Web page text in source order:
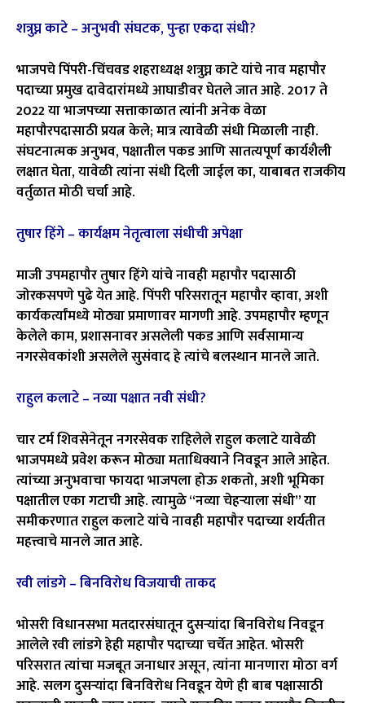
शत्रुघ्न काटे – अनुभवी संघटक, पुन्हा एकदा संधी?
भाजपचे पिंपरी-चिंचवड शहराध्यक्ष शत्रुघ्न काटे यांचे नाव महापौर
पदाच्या प्रमुख दावेदारांमध्ये आघाडीवर घेतले जात आहे. 2017 ते
2022 या भाजपच्या सत्ताकाळात त्यांनी अनेक वेळा
महापौरपदासाठी प्रयत्न केले; मात्र त्यावेळी संधी मिळाली नाही.
संघटनात्मक अनुभव, पक्षातील पकड आणि सातत्यपूर्ण कार्यशैली
लक्षात घेता, यावेळी त्यांना संधी दिली जाईल का, याबाबत राजकीय
वर्तुळात मोठी चर्चा आहे.
तुषार हिंगे – कार्यक्षम नेतृत्वाला संधीची अपेक्षा
माजी उपमहापौर तुषार हिंगे यांचे नावही महापौर पदासाठी
जोरकसपणे पुढे येत आहे. पिंपरी परिसरातून महापौर व्हावा, अशी
कार्यकर्त्यांमध्ये मोठ्या प्रमाणावर मागणी आहे. उपमहापौर म्हणून
केलेले काम, प्रशासनावर असलेली पकड आणि सर्वसामान्य
नगरसेवकांशी असलेले सुसंवाद हे त्यांचे बलस्थान मानले जाते.
राहुल कलाटे – नव्या पक्षात नवी संधी?
चार टर्म शिवसेनेतून नगरसेवक राहिलेले राहुल कलाटे यावेळी
भाजपमध्ये प्रवेश करून मोठ्या मताधिक्याने निवडून आले आहेत.
त्यांच्या अनुभवाचा फायदा भाजपला होऊ शकतो, अशी भूमिका
पक्षातील एका गटाची आहे. त्यामुळे “नव्या चेहऱ्याला संधी” या
समीकरणात राहुल कलाटे यांचे नावही महापौर पदाच्या शर्यतीत
महत्त्वाचे मानले जात आहे.
रवी लांडगे – बिनविरोध विजयाची ताकद
भोसरी विधानसभा मतदारसंघातून दुसऱ्यांदा बिनविरोध निवडून
आलेले रवी लांडगे हेही महापौर पदाच्या चर्चेत आहेत. भोसरी
परिसरात त्यांचा मजबूत जनाधार असून, त्यांना मानणारा मोठा वर्ग
आहे. सलग दुसऱ्यांदा बिनविरोध निवडून येणे ही बाब पक्षासाठी